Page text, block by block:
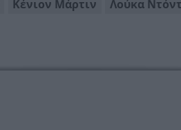
Κένιον Μάρτιν
Λούκα